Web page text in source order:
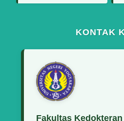
KONTAK
Fakultas Kedokteran